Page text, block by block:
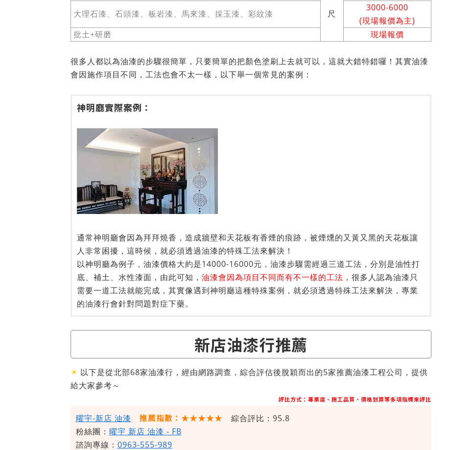
尺
大理石漆、石頭漆、板岩漆、馬來漆、採玉漆、彩紋漆
3000-6000
(現場報價為主)
批土+研磨
現場報價
很多人都以為油漆的步驟很簡單，只要簡單的把顏色塗刷上去就可以，這就大錯特錯囉！其實油漆
會因施作項目不同，工法也會不太一樣，以下舉一個常見的案例：
神明廳實際案例：
通常神明廳會因為拜拜燒香，造成牆壁和天花板有香煙的痕跡，被煙燻的又黃又黑的天花板讓
人非常困擾，這時候，就必須透過油漆的特殊工法來解決！
以神明廳為例子，油漆價格大約是14000-16000元，油漆步驟需經過三道工法，分別是油性打
底、補土、水性漆面，由此可知， 油漆會因為項目不同而有不一樣的工法 ，很多人認為油漆只
需要一道工法就能完成，其實像遇到神明廳這種特殊案例，就必須透過特殊工法來解決，專業
的油漆行會針對問題對症下藥。
新店油漆行推薦
☀ 以下是從北部68家油漆行，經由網路調查，綜合評估後脫穎而出的5家推薦油漆工程公司，提供
給大家參考～
評比方式：專業度、施工品質、價格划算等多項指標來評比
曜宇-新店 油漆 推薦指數：★★★★★ 綜合評比：95.8
粉絲團： 曜宇 新店 油漆 - FB
諮詢專線： 0963-555-989